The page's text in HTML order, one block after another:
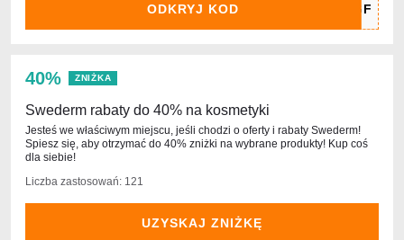
ODKRYJ KOD
40% ZNIŻKA
Swederm rabaty do 40% na kosmetyki
Jesteś we właściwym miejscu, jeśli chodzi o oferty i rabaty Swederm!
Spiesz się, aby otrzymać do 40% zniżki na wybrane produkty! Kup coś
dla siebie!
Liczba zastosowań: 121
UZYSKAJ ZNIŻKĘ